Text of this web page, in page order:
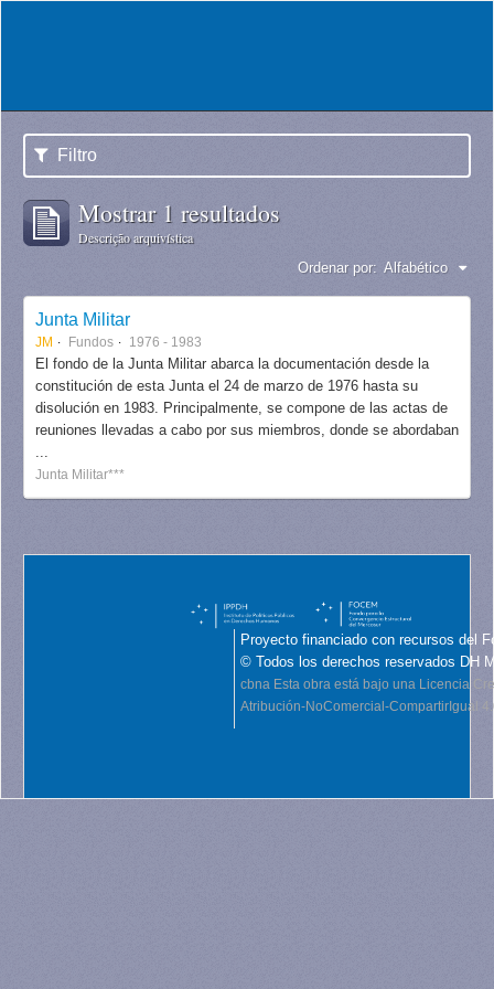
Filtro
Mostrar 1 resultados
Descrição arquivística
Ordenar por: Alfabético
Junta Militar
JM Fundos 1976 - 1983
El fondo de la Junta Militar abarca la documentación desde la
constitución de esta Junta el 24 de marzo de 1976 hasta su
disolución en 1983. Principalmente, se compone de las actas de
reuniones llevadas a cabo por sus miembros, donde se abordaban
...
Junta Militar***
Proyecto financiado con recursos del
© Todos los derechos reservados DH
cbna Esta obra está bajo una Licencia
Atribución-NoComercial-CompartirIgual